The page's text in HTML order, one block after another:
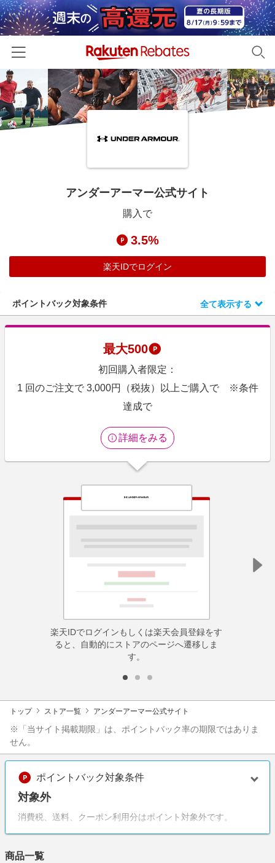
ホーム
カテゴリー一覧
百貨店・総合ECモール
日用品・キッチン用品
家電・PC・スマホ・カメラ
スポーツ・アウトドア・ゴルフ
インテリア・寝具
旅行・レジャー・ホテル予約
生活・お役立ち
ビジネス・その他サービス
リーベイツ注目ストア
初回購入者限定特典
旅行特集
わくわく夏特集
とことん買い物チャレンジ
Apple公式サイト×楽天カード分割払い
Qoo10メガポ
Samsung ボーナスキャンペーン
週末の高還元 夏の長期版
アンダーアーマー公式サイト
購入で
3.5%
楽天IDでログイン
ポイントバック対象条件 全て表示する
最大500
初回購入者限定：
1 回のご注文で 3,000円（税抜）以上ご購入で ※条件
達成で
詳細をみる
楽天IDでログインもしくは楽天会員登録をす
ると、自動的にストアのページへ遷移しま
す。
トップ ストア一覧 アンダーアーマー公式サイト
※「当サイト掲載期限」は、ポイントバック率の期限ではありま
せん。
ポイントバック対象条件
対象外
消費税、送料、クーポン利用分はポイント対象外です。
商品一覧